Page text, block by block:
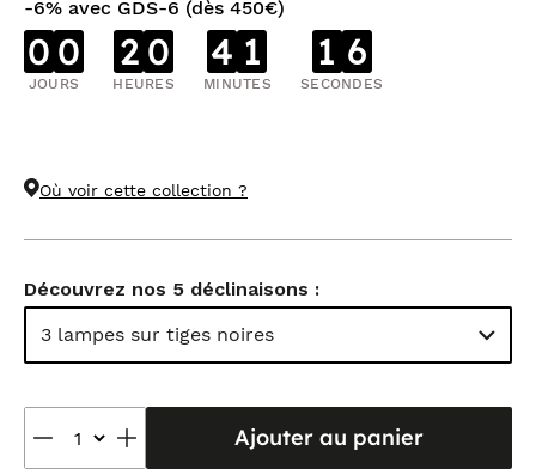
-6% avec GDS-6 (dès 450€)
0 0
JOURS
2 0
HEURES
4 1
MINUTES
1 5
SECONDES
Où voir cette collection ?
Découvrez nos 5 déclinaisons :
3 lampes sur tiges noires
Ajouter au panier